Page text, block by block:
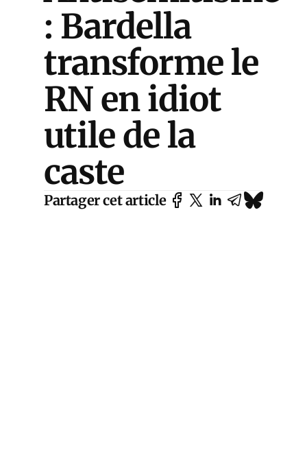
: Bardella
transforme le
RN en idiot
utile de la
caste
Partager cet article